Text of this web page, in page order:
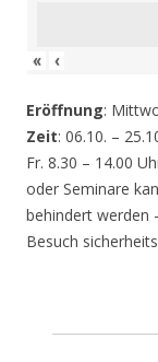
« ‹
Eröffnung:
Zeit: 06.10. –
Fr. 8.30 – 14.00
oder Seminare
behindert werden
Besuch